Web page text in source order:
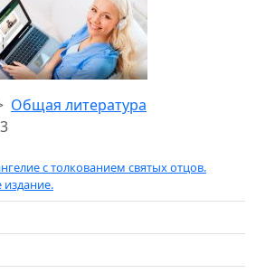
Общая литература
с толкованием святых отцов.
издание.